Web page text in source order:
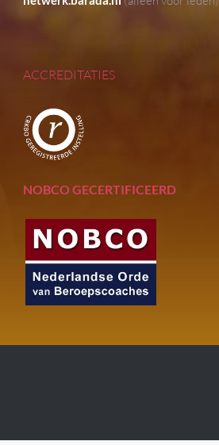
ACCREDITATIES
NOBCO GECERTIFICEERD